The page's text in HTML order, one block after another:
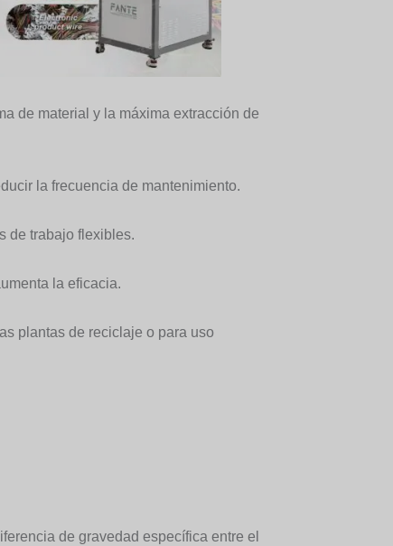
de material y la máxima extracción de
la frecuencia de mantenimiento.
de trabajo flexibles.
la eficacia.
plantas de reciclaje o para uso
de gravedad específica entre el